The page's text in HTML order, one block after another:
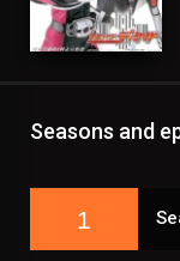
Seasons and
1